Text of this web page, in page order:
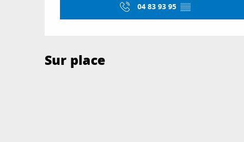
04 83 93 95 ▒▒
Sur place